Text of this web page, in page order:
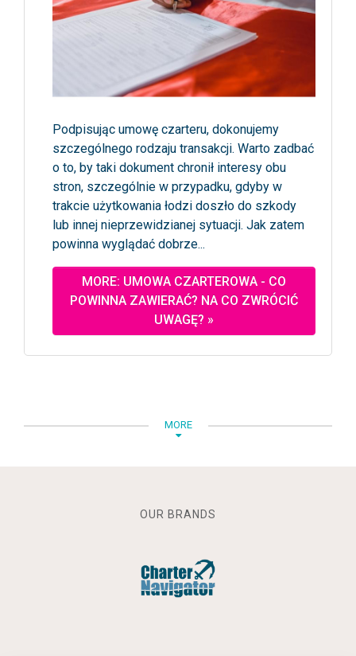
Podpisując umowę czarteru, dokonujemy
szczególnego rodzaju transakcji. Warto zadbać
o to, by taki dokument chronił interesy obu
stron, szczególnie w przypadku, gdyby w
trakcie użytkowania łodzi doszło do szkody
lub innej nieprzewidzianej sytuacji. Jak zatem
powinna wyglądać dobrze...
MORE: UMOWA CZARTEROWA - CO
POWINNA ZAWIERAĆ? NA CO ZWRÓCIĆ
UWAGĘ? »
MORE
OUR BRANDS